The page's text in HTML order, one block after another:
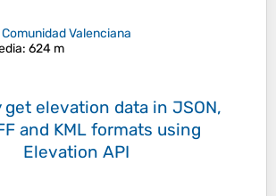
Comunidad Valenciana
: 624 m
get elevation data in JSON,
and KML formats using
Elevation API